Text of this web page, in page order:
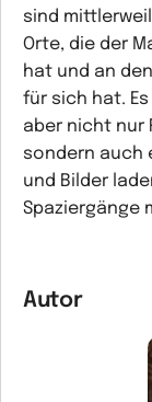
sind
Orte, die der
hat und an
für sich hat. Es
aber nicht nur
sondern auch
und Bilder
Spaziergänge
Autor